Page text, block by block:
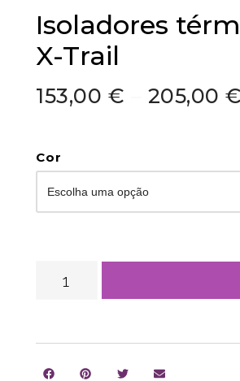
Isoladores
X-Trail
153,00 € 205,00 €
Cor